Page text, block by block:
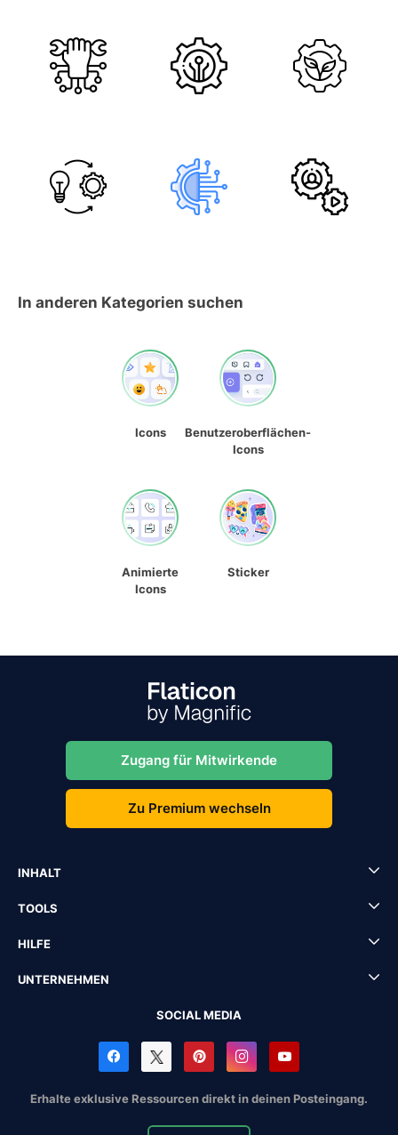
In anderen Kategorien suchen
Icons
Benutzeroberflächen-
Icons
Animierte
Icons
Sticker
Zugang für Mitwirkende
Zu Premium wechseln
INHALT
TOOLS
HILFE
UNTERNEHMEN
SOCIAL MEDIA
Erhalte exklusive Ressourcen direkt in deinen Posteingang.